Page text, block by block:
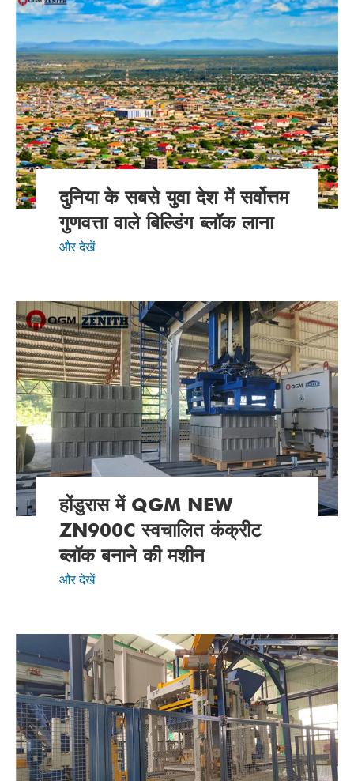
दुनिया के सबसे युवा देश में सर्वोत्तम
गुणवत्ता वाले बिल्डिंग ब्लॉक लाना
और देखें
होंडुरास में QGM NEW
ZN900C स्वचालित कंक्रीट
ब्लॉक बनाने की मशीन
और देखें